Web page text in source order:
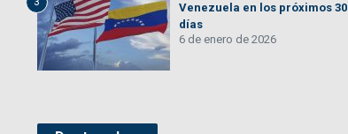
Venezuela en los próximos 30
días
6 de enero de 2026